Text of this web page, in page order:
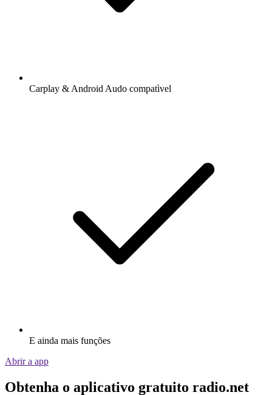
Carplay & Android Audo compatìvel
E ainda mais funções
Abrir a app
Obtenha o aplicativo gratuito radio.net